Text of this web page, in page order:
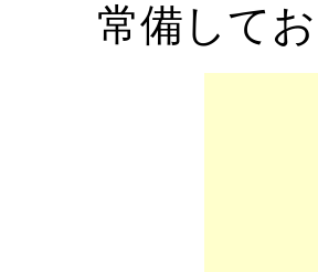
常備してお